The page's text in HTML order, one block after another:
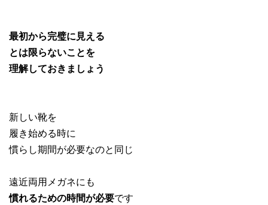
最初から完璧に見える
とは限らないことを
理解しておきましょう
新しい靴を
履き始める時に
慣らし期間が必要なのと同じ
遠近両用メガネにも
慣れるための時間が必要です